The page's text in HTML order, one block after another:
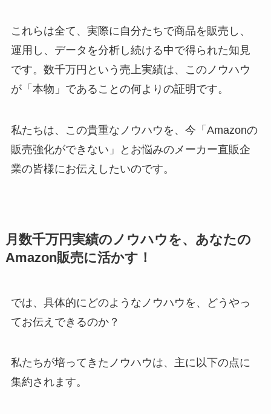
これらは全て、実際に自分たちで商品を販売し、
運用し、データを分析し続ける中で得られた知見
です。数千万円という売上実績は、このノウハウ
が「本物」であることの何よりの証明です。
私たちは、この貴重なノウハウを、今「Amazonの
販売強化ができない」とお悩みのメーカー直販企
業の皆様にお伝えしたいのです。
月数千万円実績のノウハウを、あなたの
Amazon販売に活かす！
では、具体的にどのようなノウハウを、どうやっ
てお伝えできるのか？
私たちが培ってきたノウハウは、主に以下の点に
集約されます。